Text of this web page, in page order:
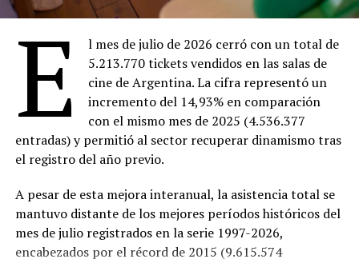
E
l mes de julio de 2026 cerró con un total de
5.213.770 tickets vendidos en las salas de
cine de Argentina. La cifra representó un
incremento del 14,93% en comparación
con el mismo mes de 2025 (4.536.377
entradas) y permitió al sector recuperar dinamismo tras
el registro del año previo.
A pesar de esta mejora interanual, la asistencia total se
mantuvo distante de los mejores períodos históricos del
mes de julio registrados en la serie 1997-2026,
encabezados por el récord de 2015 (9.615.574